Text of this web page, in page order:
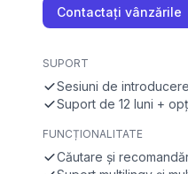
Contactați vânzările
SUPORT
Sesiuni de
Suport de 12 luni +
FUNCȚIONALITATE
Căutare și